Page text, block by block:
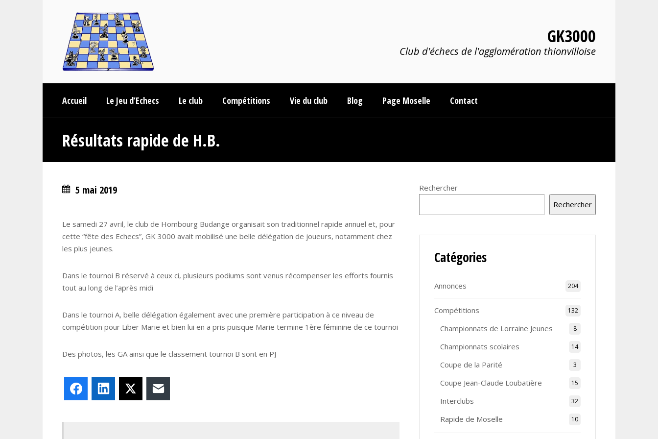
GK3000
Club d'échecs de l'agglomération thionvilloise
Accueil Le Jeu d’Echecs Le club Compétitions Vie du club Blog Page Moselle Contact
Résultats rapide de H.B.
5 mai 2019
Le samedi 27 avril, le club de Hombourg Budange organisait son traditionnel rapide annuel et, pour
cette “fête des Echecs”, GK 3000 avait mobilisé une belle délégation de joueurs, notamment chez
les plus jeunes.
Dans le tournoi B réservé à ceux ci, plusieurs podiums sont venus récompenser les efforts fournis
tout au long de l’après midi
Dans le tournoi A, belle délégation également avec une première participation à ce niveau de
compétition pour Liber Marie et bien lui en a pris puisque Marie termine 1ère féminine de ce tournoi
Des photos, les GA ainsi que le classement tournoi B sont en PJ
FacebookLinkedIn
Rechercher
Rechercher
Catégories
Annonces 204
Compétitions 132
Championnats de Lorraine Jeunes 8
Championnats scolaires 14
Coupe de la Parité 3
Coupe Jean-Claude Loubatière 15
Interclubs 32
Rapide de Moselle 10